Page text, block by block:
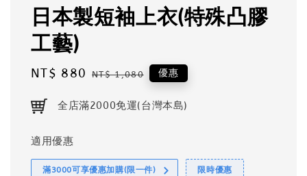
日本製短袖上衣(特殊凸膠
工藝)
Sale
NT$ 880 Regular
NT$ 1,080 優惠
全店滿2000免運(台灣本島)
適用優惠
滿3000可享優惠加購(限一件) 限時優惠